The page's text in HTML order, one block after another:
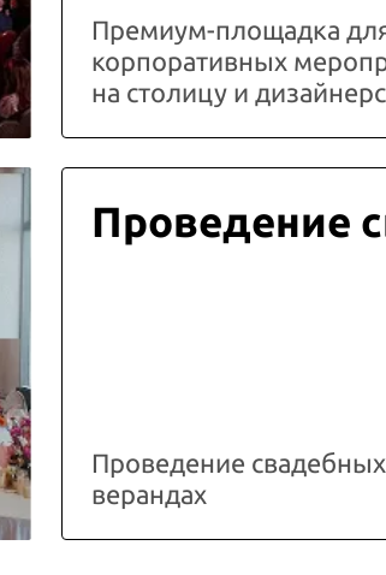
Премиум-площадка
корпоративных
на столицу и
Проведение
Проведение
верандах